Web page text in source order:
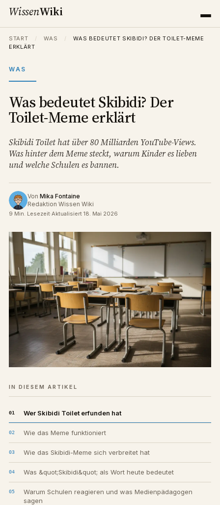
WissenWiki
START / WAS /
WAS BEDEUTET SKIBIDI? DER TOILET-MEME
ERKLÄRT
WAS
Was bedeutet Skibidi? Der
Toilet-Meme erklärt
Skibidi Toilet hat über 80 Milliarden YouTube-Views.
Was hinter dem Meme steckt, warum Kinder es lieben
und welche Schulen es bannen.
Von Mika Fontaine
Redaktion Wissen Wiki
9 Min. Lesezeit·Aktualisiert 18. Mai 2026
IN DIESEM ARTIKEL
Wer Skibidi Toilet erfunden hat
Wie das Meme funktioniert
Wie das Skibidi-Meme sich verbreitet hat
Was &quot;Skibidi&quot; als Wort heute bedeutet
Warum Schulen reagieren und was Medienpädagogen
sagen